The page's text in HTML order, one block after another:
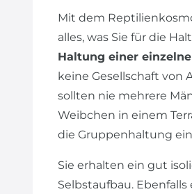
Mit dem
alles, was Sie für die
Haltung einer
keine Gesellschaft von
sollten nie mehrere
Weibchen in einem
die Gruppenhaltung
Sie erhalten ein gut
Selbstaufbau.